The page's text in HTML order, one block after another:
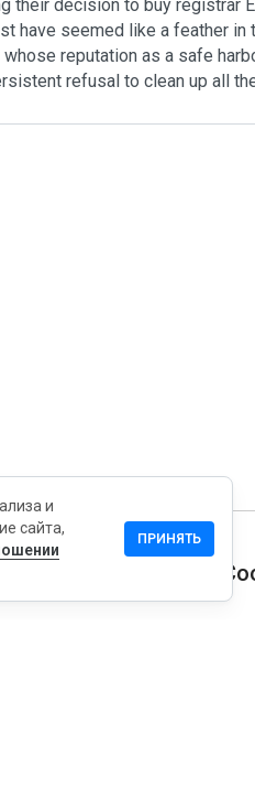
their decision to buy registrar
have seemed like a feather in
whose reputation as a safe
refusal to clean up all
и
сайта,
ПРИНЯТЬ